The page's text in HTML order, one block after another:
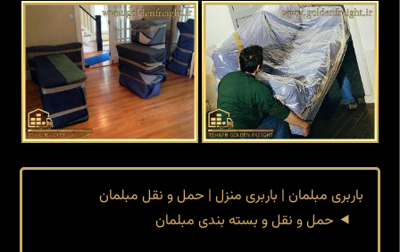
باربری مبلمان | باربری منزل | حمل و نقل مبلمان
حمل و نقل و بسته بندی مبلمان